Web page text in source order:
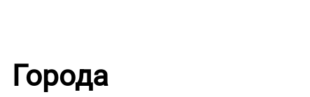
Города